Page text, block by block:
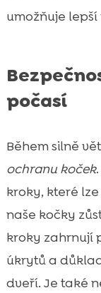
umožňuje lepší
počasí
Během silně
ochranu koček
kroky, které
naše kočky
kroky zahrnují
úkrytů a
dveří. Je také